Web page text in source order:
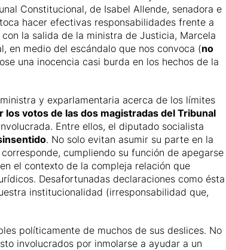
Constitucional, de Isabel Allende, senadora e
hacer efectivas responsabilidades frente a
la salida de la ministra de Justicia, Marcela
en medio del escándalo que nos convoca (no
una inocencia casi burda en los hechos de la
y exparlamentaria acerca de los límites
los votos de las dos magistradas del Tribunal
Entre ellos, el diputado socialista
. No solo evitan asumir su parte en la
cumpliendo su función de apegarse
el contexto de la compleja relación que
Desafortunadas declaraciones como ésta
institucionalidad (irresponsabilidad que,
políticamente de muchos de sus deslices. No
involucrados por inmolarse a ayudar a un